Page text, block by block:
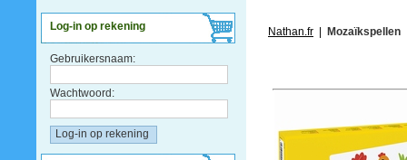
Log-in op rekening
Gebruikersnaam:
Wachtwoord:
Nathan.fr Mozaïkspellen